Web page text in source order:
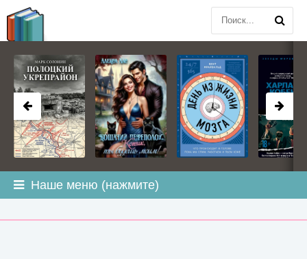
Наше меню (нажмите)
BOOKPLANETA.COM